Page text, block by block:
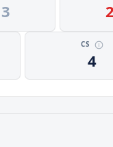
3 2
CS
4